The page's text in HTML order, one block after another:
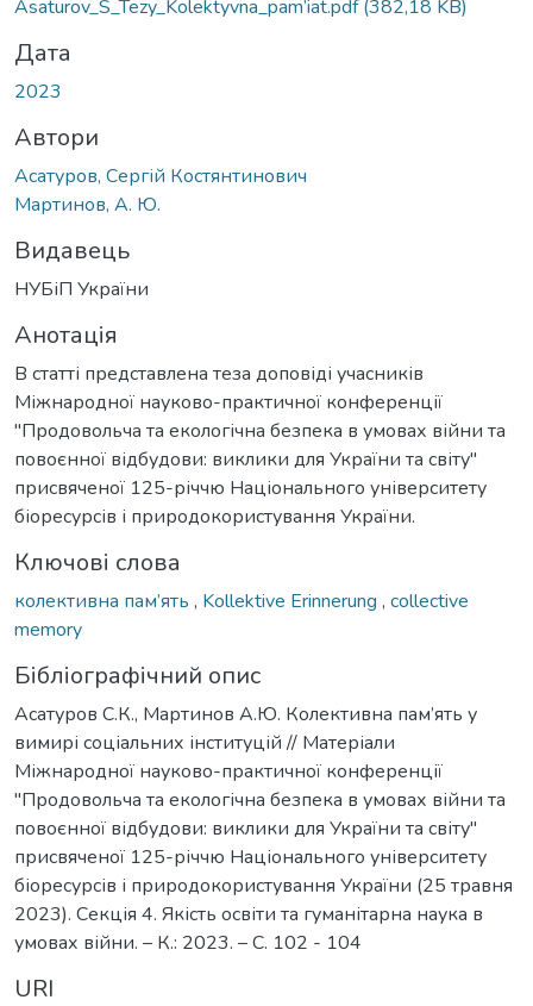
Asaturov_S_Tezy_Kolektyvna_pam’iat.pdf(382,18 KB)
Дата
2023
Автори
Асатуров, Сергій Костянтинович
Мартинов, А. Ю.
Видавець
НУБіП України
Анотація
В статті представлена теза доповіді учасників
Міжнародної науково-практичної конференції
"Продовольча та екологічна безпека в умовах війни та
повоєнної відбудови: виклики для України та світу"
присвяченої 125-річчю Національного університету
біоресурсів і природокористування України.
Ключові слова
колективна пам’ять , Kollektive Erinnerung , collective
memory
Бібліографічний опис
Асатуров С.К., Мартинов А.Ю. Колективна пам’ять у
вимирі соціальних інституцій // Матеріали
Міжнародної науково-практичної конференції
"Продовольча та екологічна безпека в умовах війни та
повоєнної відбудови: виклики для України та світу"
присвяченої 125-річчю Національного університету
біоресурсів і природокористування України (25 травня
2023). Секція 4. Якість освіти та гуманітарна наука в
умовах війни. – К.: 2023. – С. 102 - 104
URI